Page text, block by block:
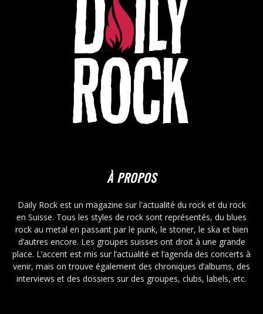
À PROPOS
Daily Rock est un magazine sur l'actualité du rock et du rock
en Suisse. Tous les styles de rock sont représentés, du blues
rock au metal en passant par le punk, le stoner, le ska et bien
d’autres encore. Les groupes suisses ont droit à une grande
place. L’accent est mis sur l’actualité et l’agenda des concerts à
venir, mais on trouve également des chroniques d’albums, des
interviews et des dossiers sur des groupes, clubs, labels, etc.